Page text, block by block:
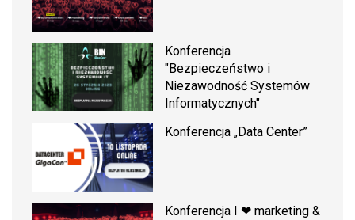
Konferencja
"Bezpieczeństwo i
Niezawodność Systemów
Informatycznych"
Konferencja „Data Center”
Konferencja I ❤ marketing &